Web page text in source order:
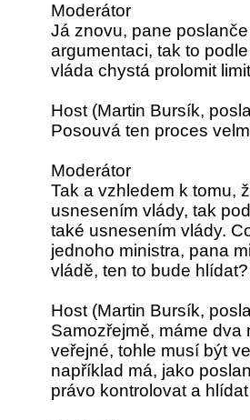
Moderátor
Já znovu, pane
argumentaci, tak to
vláda chystá prolomit
Host (Martin Bursík,
Posouvá ten proces
Moderátor
Tak a vzhledem k tomu,
usnesením vlády, tak
také usnesením vlády.
jednoho ministra, pana
vládě, ten to bude
Host (Martin Bursík,
Samozřejmě, máme dva
veřejné, tohle musí být
například má, jako
právo kontrolovat a